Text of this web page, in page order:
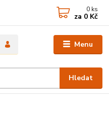
Menu
Hledat
0 ks
za 0 Kč